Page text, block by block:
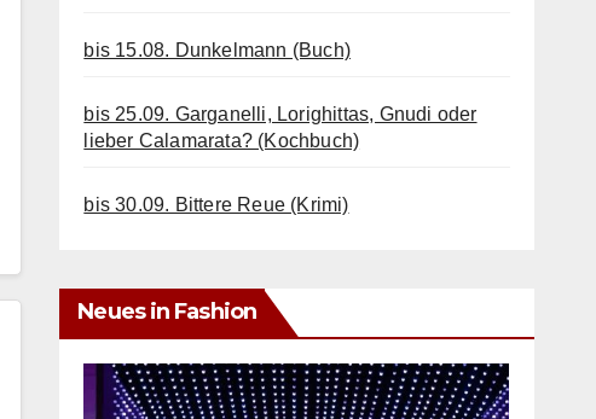
bis 15.08. Dunkelmann (Buch)
bis 25.09. Garganelli, Lorighittas, Gnudi oder
lieber Calamarata? (Kochbuch)
bis 30.09. Bittere Reue (Krimi)
Neues in Fashion